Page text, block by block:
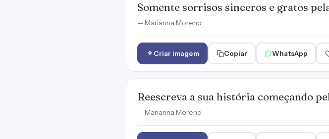
Somente sorrisos sinceros e gratos
— Marianna Moreno
Criar imagem Copiar WhatsApp
Reescreva a sua história começando
— Marianna Moreno